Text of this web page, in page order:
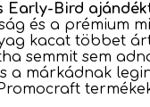
Early-Bird
és a prémium
kacat többet
semmit sem
a márkádnak